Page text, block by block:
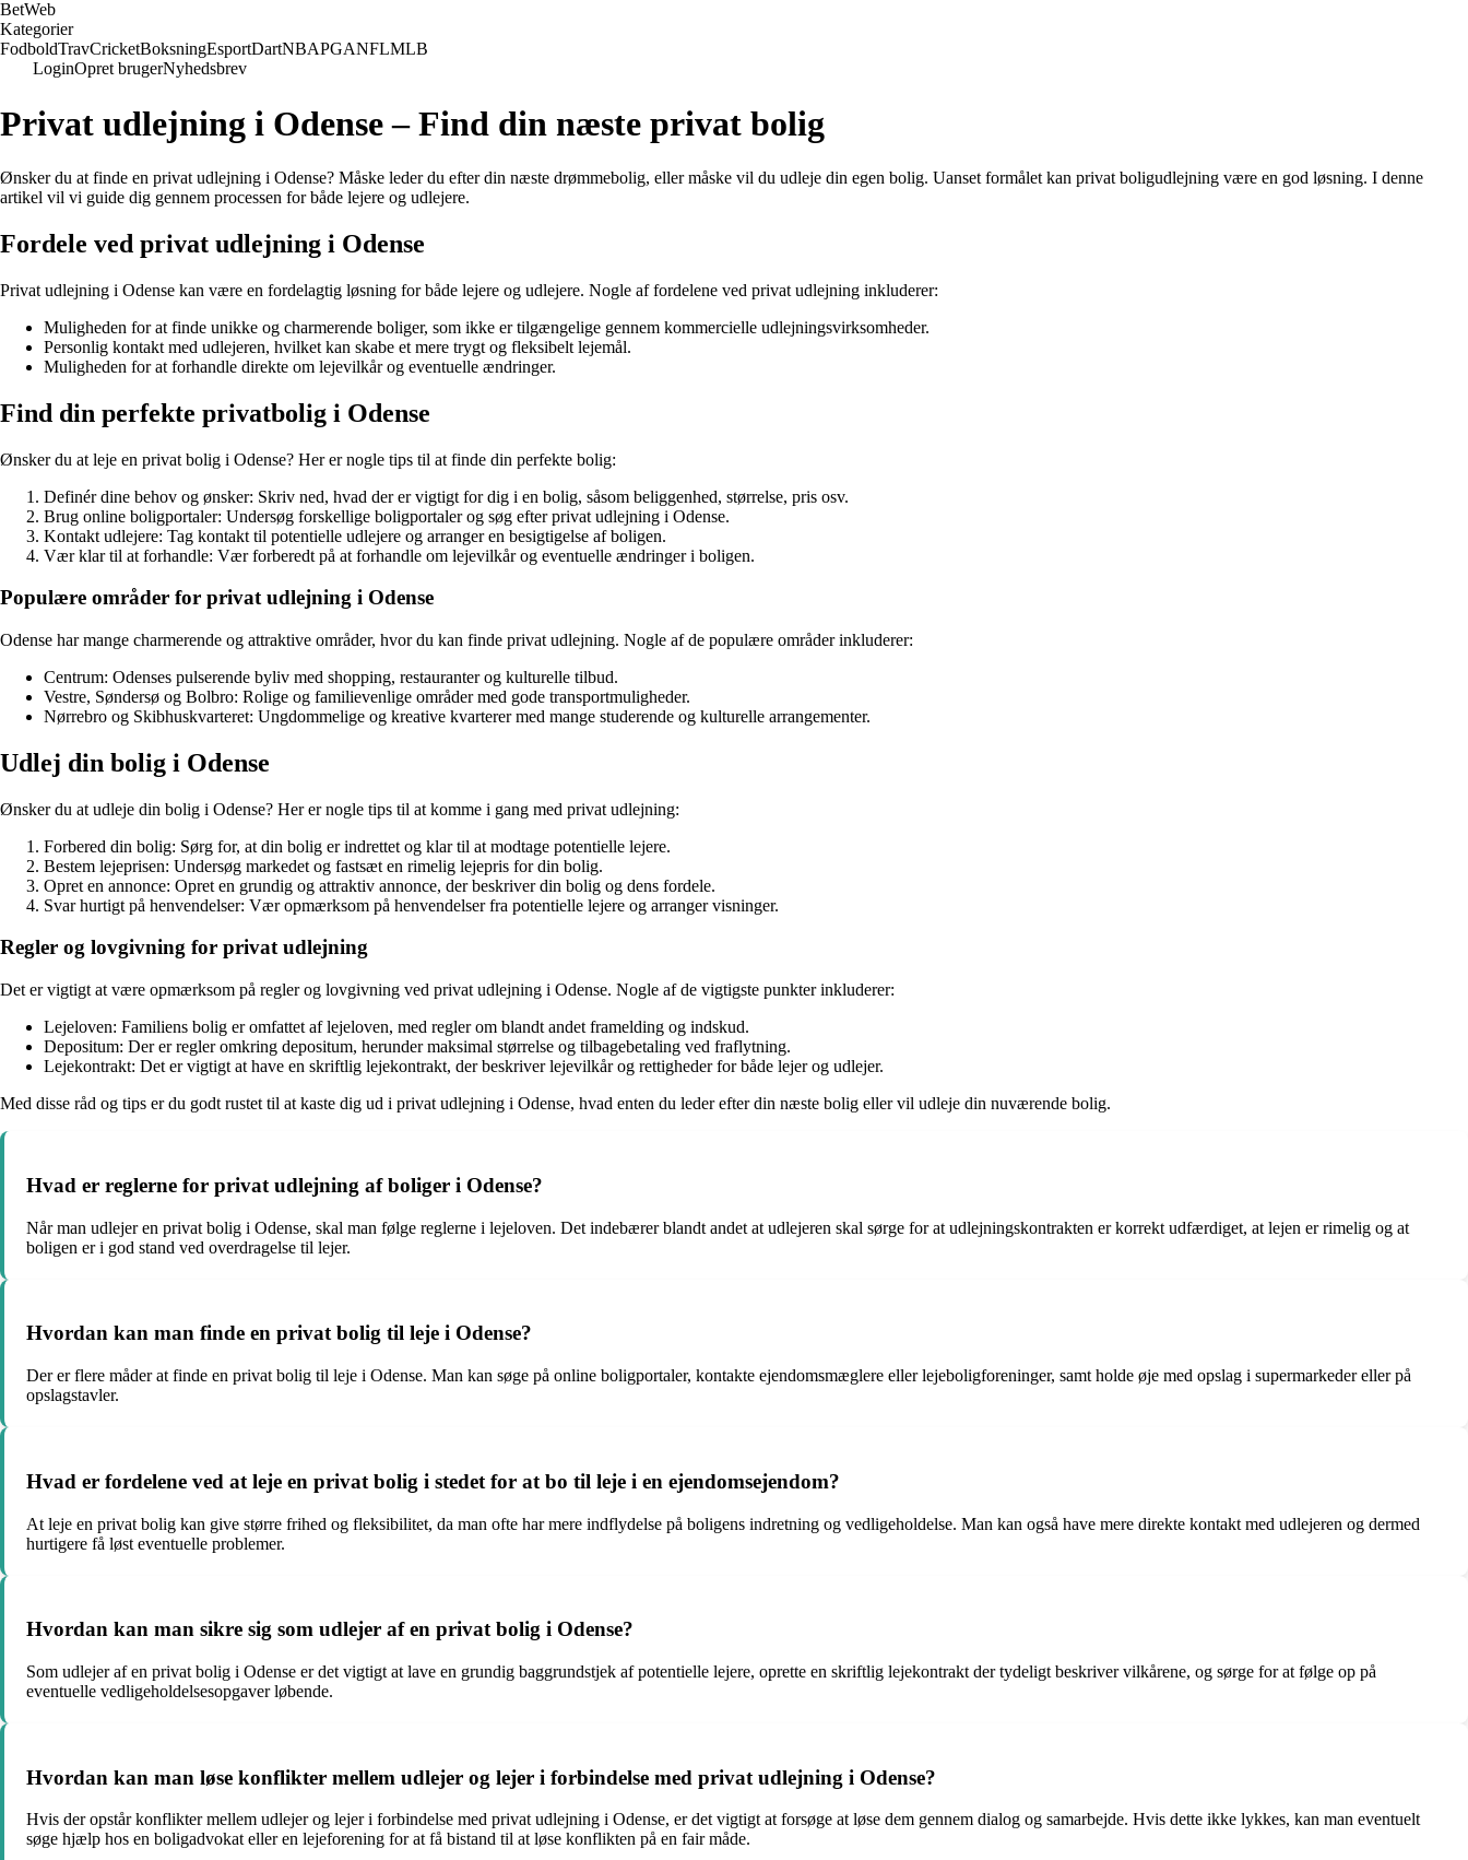
BetWeb
Kategorier
FodboldTravCricketBoksningEsportDartNBAPGANFLMLB
LoginOpret brugerNyhedsbrev
Privat udlejning i Odense – Find din næste privat bolig
Ønsker du at finde en privat udlejning i Odense? Måske leder du efter din næste drømmebolig, eller måske vil du udleje din egen bolig. Uanset formålet kan privat boligudlejning være en god løsning. I denne
artikel vil vi guide dig gennem processen for både lejere og udlejere.
Fordele ved privat udlejning i Odense
Privat udlejning i Odense kan være en fordelagtig løsning for både lejere og udlejere. Nogle af fordelene ved privat udlejning inkluderer:
Muligheden for at finde unikke og charmerende boliger, som ikke er tilgængelige gennem kommercielle udlejningsvirksomheder.
Personlig kontakt med udlejeren, hvilket kan skabe et mere trygt og fleksibelt lejemål.
Muligheden for at forhandle direkte om lejevilkår og eventuelle ændringer.
Find din perfekte privatbolig i Odense
Ønsker du at leje en privat bolig i Odense? Her er nogle tips til at finde din perfekte bolig:
Definér dine behov og ønsker: Skriv ned, hvad der er vigtigt for dig i en bolig, såsom beliggenhed, størrelse, pris osv.
Brug online boligportaler: Undersøg forskellige boligportaler og søg efter privat udlejning i Odense.
Kontakt udlejere: Tag kontakt til potentielle udlejere og arranger en besigtigelse af boligen.
Vær klar til at forhandle: Vær forberedt på at forhandle om lejevilkår og eventuelle ændringer i boligen.
Populære områder for privat udlejning i Odense
Odense har mange charmerende og attraktive områder, hvor du kan finde privat udlejning. Nogle af de populære områder inkluderer:
Centrum: Odenses pulserende byliv med shopping, restauranter og kulturelle tilbud.
Vestre, Søndersø og Bolbro: Rolige og familievenlige områder med gode transportmuligheder.
Nørrebro og Skibhuskvarteret: Ungdommelige og kreative kvarterer med mange studerende og kulturelle arrangementer.
Udlej din bolig i Odense
Ønsker du at udleje din bolig i Odense? Her er nogle tips til at komme i gang med privat udlejning:
Forbered din bolig: Sørg for, at din bolig er indrettet og klar til at modtage potentielle lejere.
Bestem lejeprisen: Undersøg markedet og fastsæt en rimelig lejepris for din bolig.
Opret en annonce: Opret en grundig og attraktiv annonce, der beskriver din bolig og dens fordele.
Svar hurtigt på henvendelser: Vær opmærksom på henvendelser fra potentielle lejere og arranger visninger.
Regler og lovgivning for privat udlejning
Det er vigtigt at være opmærksom på regler og lovgivning ved privat udlejning i Odense. Nogle af de vigtigste punkter inkluderer:
Lejeloven: Familiens bolig er omfattet af lejeloven, med regler om blandt andet framelding og indskud.
Depositum: Der er regler omkring depositum, herunder maksimal størrelse og tilbagebetaling ved fraflytning.
Lejekontrakt: Det er vigtigt at have en skriftlig lejekontrakt, der beskriver lejevilkår og rettigheder for både lejer og udlejer.
Med disse råd og tips er du godt rustet til at kaste dig ud i privat udlejning i Odense, hvad enten du leder efter din næste bolig eller vil udleje din nuværende bolig.
Hvad er reglerne for privat udlejning af boliger i Odense?
Når man udlejer en privat bolig i Odense, skal man følge reglerne i lejeloven. Det indebærer blandt andet at udlejeren skal sørge for at udlejningskontrakten er korrekt udfærdiget, at lejen er rimelig og at
boligen er i god stand ved overdragelse til lejer.
Hvordan kan man finde en privat bolig til leje i Odense?
Der er flere måder at finde en privat bolig til leje i Odense. Man kan søge på online boligportaler, kontakte ejendomsmæglere eller lejeboligforeninger, samt holde øje med opslag i supermarkeder eller på
opslagstavler.
Hvad er fordelene ved at leje en privat bolig i stedet for at bo til leje i en ejendomsejendom?
At leje en privat bolig kan give større frihed og fleksibilitet, da man ofte har mere indflydelse på boligens indretning og vedligeholdelse. Man kan også have mere direkte kontakt med udlejeren og dermed
hurtigere få løst eventuelle problemer.
Hvordan kan man sikre sig som udlejer af en privat bolig i Odense?
Som udlejer af en privat bolig i Odense er det vigtigt at lave en grundig baggrundstjek af potentielle lejere, oprette en skriftlig lejekontrakt der tydeligt beskriver vilkårene, og sørge for at følge op på
eventuelle vedligeholdelsesopgaver løbende.
Hvordan kan man løse konflikter mellem udlejer og lejer i forbindelse med privat udlejning i Odense?
Hvis der opstår konflikter mellem udlejer og lejer i forbindelse med privat udlejning i Odense, er det vigtigt at forsøge at løse dem gennem dialog og samarbejde. Hvis dette ikke lykkes, kan man eventuelt
søge hjælp hos en boligadvokat eller en lejeforening for at få bistand til at løse konflikten på en fair måde.